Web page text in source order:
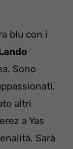
blu con i
Sono
altri
a Yas
Sarà